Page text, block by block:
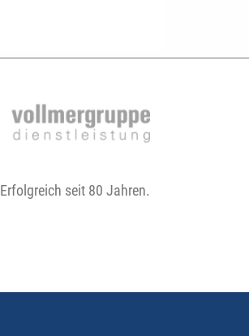
Erfolgreich seit 80 Jahren.